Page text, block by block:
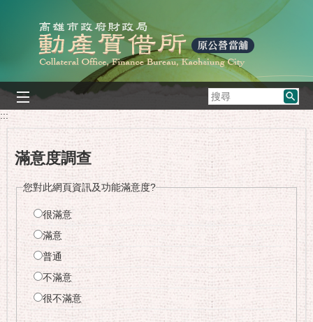
跳到主要內容區塊
搜
尋
:::
滿意度調查
您對此網頁資訊及功能滿意度?
很滿意
滿意
普通
不滿意
很不滿意